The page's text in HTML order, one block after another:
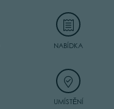
NABÍDKA
UMÍSTĚNÍ